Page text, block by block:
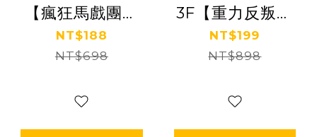
【瘋狂馬戲團】
(追風奇幻島集團)
【2028/3/31】
NT$188
NT$698
3F【重力反叛】
(追風奇幻島集團)
【2028/10/31】
NT$199
NT$898